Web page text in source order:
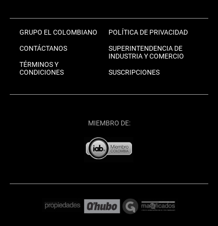
GRUPO EL COLOMBIANO
CONTÁCTANOS
TÉRMINOS Y
CONDICIONES
POLÍTICA DE PRIVACIDAD
SUPERINTENDENCIA DE
INDUSTRIA Y COMERCIO
SUSCRIPCIONES
MIEMBRO DE: